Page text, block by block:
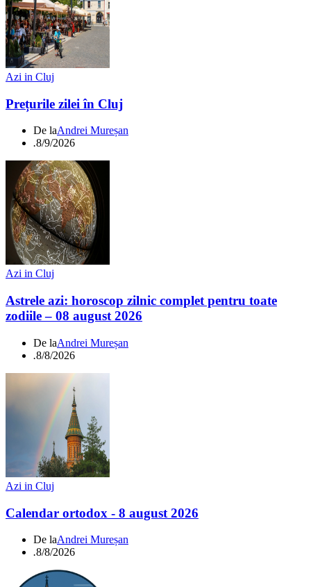
Azi in Cluj
Prețurile zilei în Cluj
De laAndrei Mureșan
.8/9/2026
Azi in Cluj
Astrele azi: horoscop zilnic complet pentru toate
zodiile – 08 august 2026
De laAndrei Mureșan
.8/8/2026
Azi in Cluj
Calendar ortodox - 8 august 2026
De laAndrei Mureșan
.8/8/2026